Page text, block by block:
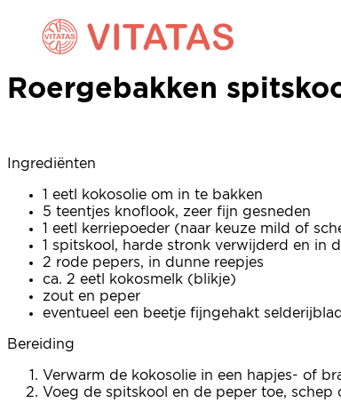
Roergebakken
Roergebakken
Ingrediënten
1 eetl kokosolie om in te bakken
5 teentjes knoflook, zeer fijn gesneden
1 eetl kerriepoeder (naar keuze mild of
1 spitskool, harde stronk verwijderd en in
2 rode pepers, in dunne reepjes
ca. 2 eetl kokosmelk (blikje)
zout en peper
eventueel een beetje fijngehakt
Bereiding
Verwarm de kokosolie in een hapjes- of
Voeg de spitskool en de peper toe,